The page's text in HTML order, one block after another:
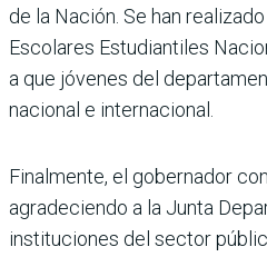
de la Nación. Se han
Escolares Estudiantiles
a que jóvenes del
nacional e internacional.
Finalmente, el gobernador
agradeciendo a la Junta
instituciones del sector